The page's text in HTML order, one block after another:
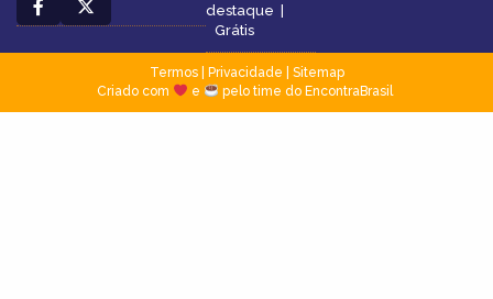
destaque |
Grátis
Termos| Privacidade
Sitemap
Criado com
e pelo time do EncontraBrasil